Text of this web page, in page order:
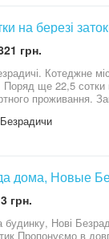
грн.
Котеджне містечко "Azimut River
ще 22,5 сотки в
проживання. Закрита
дома, Новые
грн.
будинку, Нові
Обухівський рн, в 25